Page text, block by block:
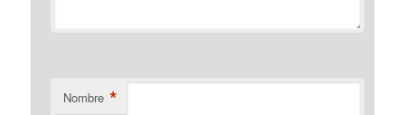
Nombre *